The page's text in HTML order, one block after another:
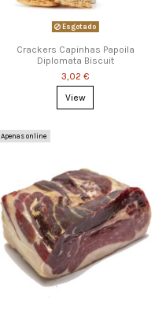
Esgotado
Crackers Capinhas Papoila
Diplomata Biscuit
3,02 €
View
Apenas online